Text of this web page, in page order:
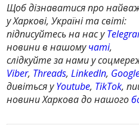
Щоб дізнаватися про
у Харкові, Україні та світі:
підписуйтесь на нас у
новини в нашомучаті,
слідкуйте за нами у
Viber, Threads,LinkedIn,
дивіться уYoutube, TikTok,
новини Харкова до нашого